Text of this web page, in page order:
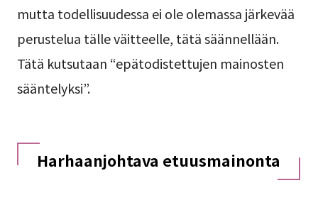
mutta todellisuudessa ei ole olemassa järkevää
perustelua tälle väitteelle, tätä säännellään.
Tätä kutsutaan “epätodistettujen mainosten
sääntelyksi”.
Harhaanjohtava etuusmainonta